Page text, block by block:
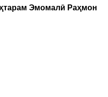
Эмомалӣ Раҳмон